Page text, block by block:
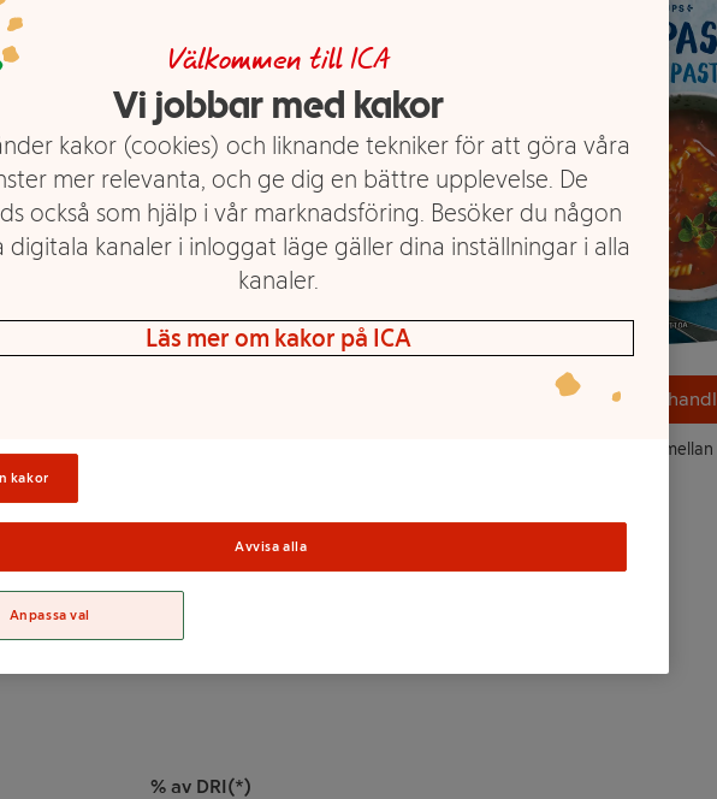
välsmakande soppor.
mellanmål. En
Kräftdjur Kan innehålla
innehålla Mjölk Kan
innehålla Blötdjur
tomat 22%,
vegetabiliskt fett (palm),
persilja, oregano,
MJÖLK, KRÄFTDJUR,
% av DRI(*)
Välj butik och
Sortimentet kan variera
Välkommen till ICA
Vi jobbar med kakor
kakor (cookies) och liknande tekniker för att göra våra
mer relevanta, och ge dig en bättre upplevelse. De
också som hjälp i vår marknadsföring. Besöker du någon
digitala kanaler i inloggat läge gäller dina inställningar i alla
kanaler.
Läs mer om kakor på ICA
kakor
Avvisa alla
Anpassa val